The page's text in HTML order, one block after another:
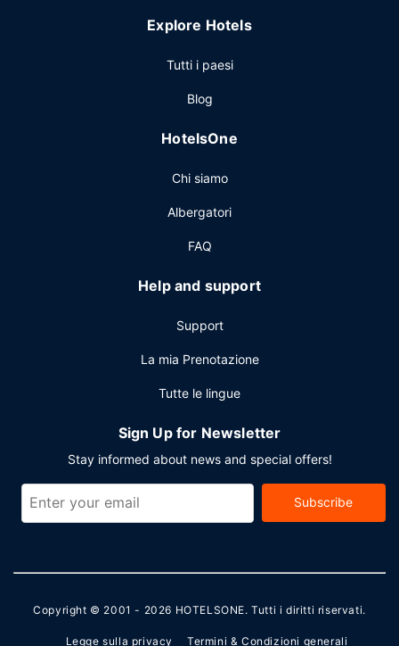
Explore Hotels
Tutti i paesi
Blog
HotelsOne
Chi siamo
Albergatori
FAQ
Help and support
Support
La mia Prenotazione
Tutte le lingue
Sign Up for Newsletter
Stay informed about news and special offers!
Subscribe
Copyright © 2001 - 2026 HOTELSONE. Tutti i diritti riservati.
Legge sulla privacy Termini & Condizioni generali